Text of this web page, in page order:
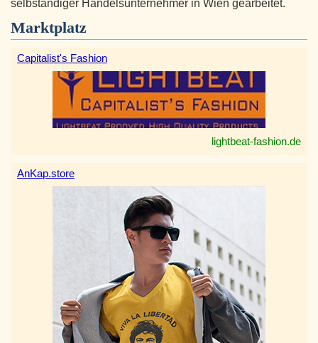
selbständiger Handelsunternehmer in Wien gearbeitet.
Marktplatz
Capitalist's Fashion
lightbeat-fashion.de
AnKap.store